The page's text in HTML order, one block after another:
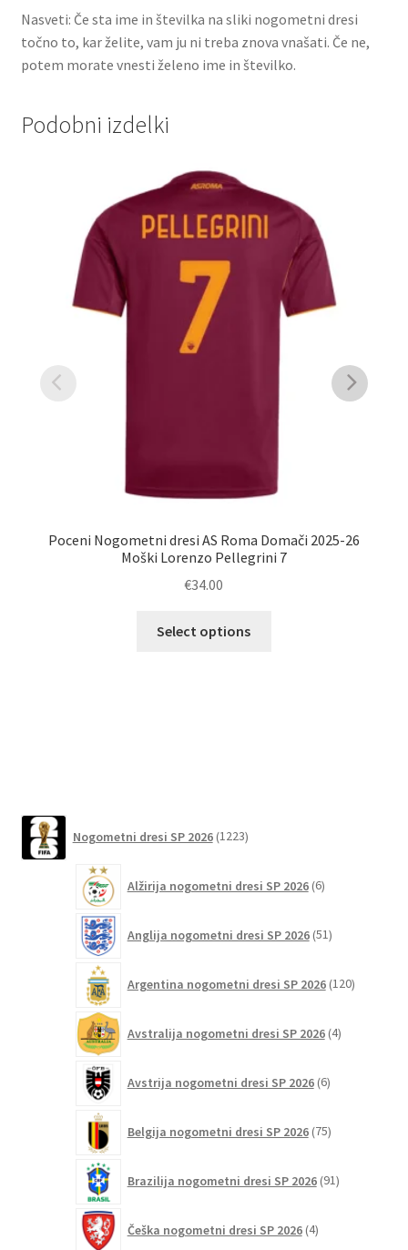
Nasveti: Če sta ime in številka na sliki nogometni dresi
točno to, kar želite, vam ju ni treba znova vnašati. Če ne,
potem morate vnesti želeno ime in številko.
Podobni izdelki
Poceni Nogometni dresi AS Roma Domači 2025-26
Moški Lorenzo Pellegrini 7
€34.00
Select options
Nogometni dresi SP 2026 1223izdelkov
Alžirija nogometni dresi SP 2026 6izdelkov
Anglija nogometni dresi SP 2026 51izdelkov
Argentina nogometni dresi SP 2026 120izdelkov
Avstralija nogometni dresi SP 2026 4izdelki
Avstrija nogometni dresi SP 2026 6izdelkov
Belgija nogometni dresi SP 2026 75izdelkov
Brazilija nogometni dresi SP 2026 91izdelkov
Češka nogometni dresi SP 2026 4izdelki